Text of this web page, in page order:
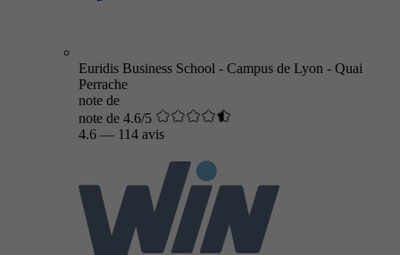
Euridis Business School - Campus de Lyon - Quai
Perrache
note de
note de 4.6/5
4.6 — 114 avis